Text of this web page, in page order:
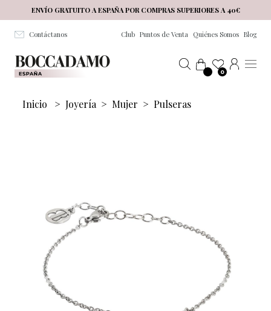
Salta al contenuto principale
ENVÍO GRATUITO A ESPAÑA POR COMPRAS SUPERIORES A 40€
Contáctanos Club Puntos de Venta Quiénes Somos Blog
0
Inicio > Joyería > Mujer > Pulseras